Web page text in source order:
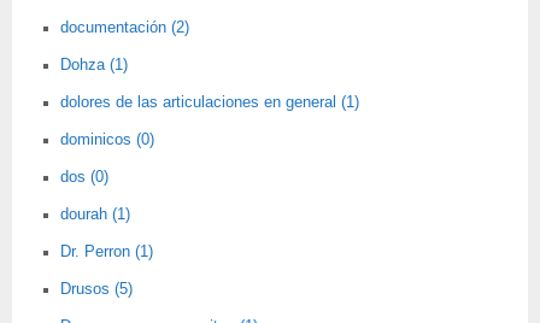
documentación (2)
Dohza (1)
dolores de las articulaciones en general (1)
dominicos (0)
dos (0)
dourah (1)
Dr. Perron (1)
Drusos (5)